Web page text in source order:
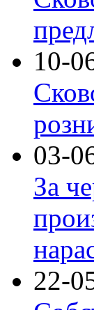
10-
03-
За
22-